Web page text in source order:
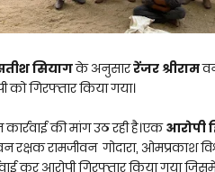
सियागके अनुसाररेंजर श्रीराम
गिरफ्तार किया गया।
की मांग उठ रही है।एकआरोपी
रक्षक रामजीवन गोदारा,
कर आरोपी गिरफ्तार किया गया